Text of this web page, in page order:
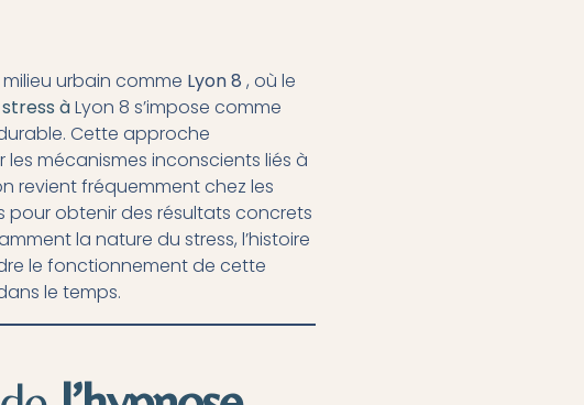
urbain comme Lyon 8 , où le
àLyon 8 s’impose comme
Cette approche
mécanismes inconscients liés à
revient fréquemment chez les
pour obtenir des résultats concrets
la nature du stress, l’histoire
le fonctionnement de cette
le temps.